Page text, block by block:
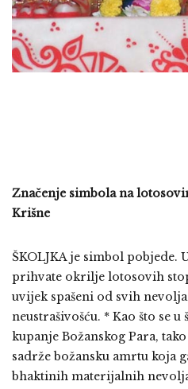
Značenje simbola na
Krišne
ŠKOLJKA je simbol pobjede.
prihvate okrilje lotosovih
uvijek spašeni od svih
neustrašivošću. * Kao što se
kupanje Božanskog Para,
sadrže božansku amrtu koja
bhaktinih materijalnih